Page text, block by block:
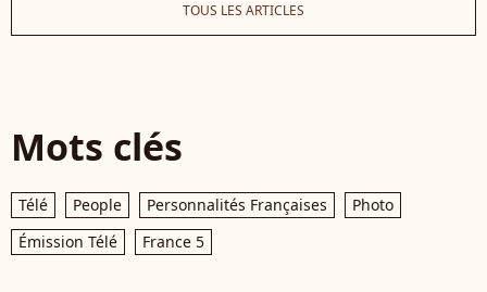
TOUS LES ARTICLES
Mots clés
Télé People Personnalités Françaises
Photo
Émission Télé
France 5